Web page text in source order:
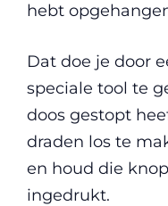
hebt
Dat doe je door
speciale tool te
doos gestopt
draden los te
en houd die
ingedrukt.